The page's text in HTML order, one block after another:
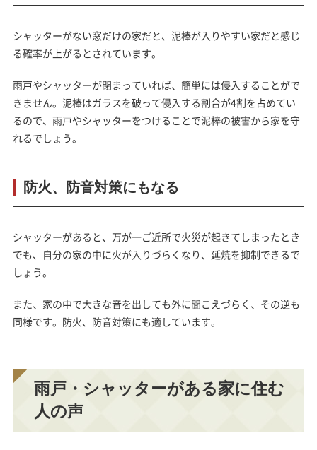
シャッターがない窓だけの家だと、泥棒が入りやすい家だと感じ
る確率が上がる とされています。
雨戸やシャッターが閉まっていれば、簡単には侵入することがで
きません。泥棒はガラスを破って侵入する割合が4割を占めてい
るので、雨戸やシャッターをつけることで泥棒の被害から家を守
れるでしょう。
防火、防音対策にもなる
シャッターがあると、 万が一ご近所で火災が起きてしまったとき
でも、自分の家の中に火が入りづらくなり、延焼を抑制できるで
しょう。
また、家の中で大きな音を出しても外に聞こえづらく、その逆も
同様です。防火、防音対策にも適しています。
雨戸・シャッターがある家に住む
人の声